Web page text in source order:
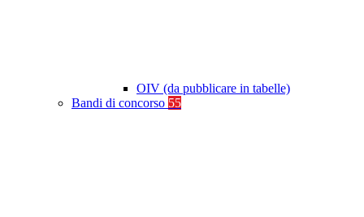
OIV (da pubblicare in tabelle)
Bandi di concorso 55